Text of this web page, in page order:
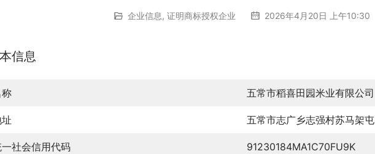
企业信息, 证明商标授权企业 2026年4月20日 上午10:30
信息
五常市稻喜田园米业有限公司
五常市志广乡志强村苏马架屯
社会信用代码 91230184MA1C70FU9K